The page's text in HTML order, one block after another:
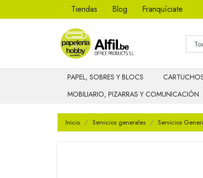
Tiendas Blog Franquíciate
PAPEL, SOBRES Y BLOCS
MOBILIARIO, PIZARRAS Y COMUNICACIÓN
Inicio Servicios generales Servicios